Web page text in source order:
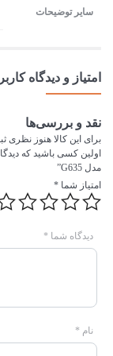
سایر توضیحات
امتیاز و دیدگاه
نقد و بررسی‌ها
برای این کالا هنوز
اولین کسی باشید که
مدل G635”
امتیاز شما *
دیدگاه شما *
نام *